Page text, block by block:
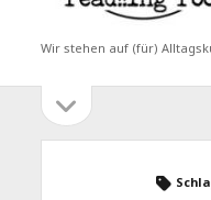
Wir stehen auf (für)
Seitenleiste
öffnen